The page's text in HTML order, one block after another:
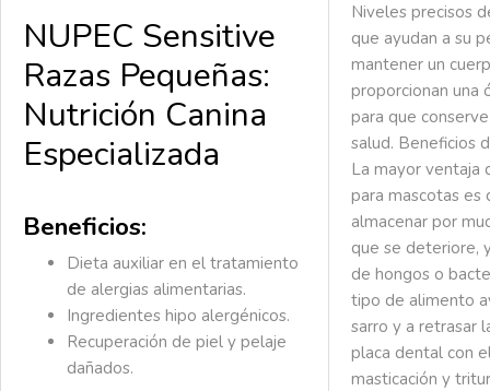
NUPEC Sensitive
Razas Pequeñas:
Nutrición Canina
Especializada
Beneficios:
Dieta auxiliar en el tratamiento
de alergias alimentarias.
Ingredientes hipo alergénicos.
Recuperación de piel y pelaje
dañados.
Niveles precisos
que ayudan a su
mantener un
proporcionan una
para que
salud. Beneficios
La mayor ventaja
para mascotas es
almacenar por
que se deteriore,
de hongos o
tipo de alimento
sarro y a retrasar
placa dental con
masticación y